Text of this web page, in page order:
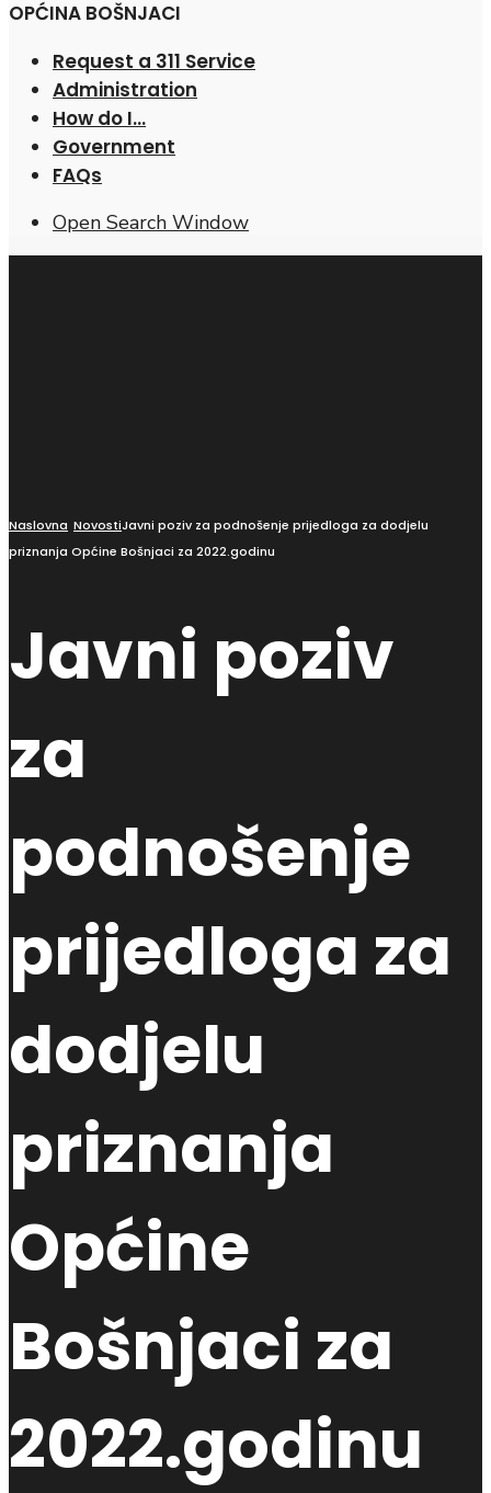
OPĆINA BOŠNJACI
Request a 311 Service
Administration
How do I…
Government
FAQs
Open Search Window
Naslovna NovostiJavni poziv za podnošenje prijedloga za dodjelu
priznanja Općine Bošnjaci za 2022.godinu
Javni poziv
za
podnošenje
prijedloga za
dodjelu
priznanja
Općine
Bošnjaci za
2022.godinu